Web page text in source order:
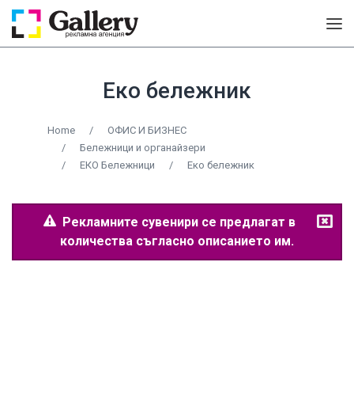
Еко бележник
Home /
ОФИС И БИЗНЕС
/
Бележници и органайзери
/
ЕКО Бележници / Еко бележник
Рекламните сувенири се предлагат в
количества съгласно описанието им.